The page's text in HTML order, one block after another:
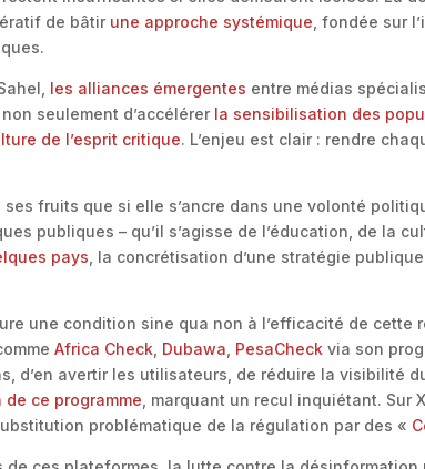
de bâtir une approche systémique , fondée sur
les alliances émergentes entre médias
seulement d’accélérer la sensibilisation des
de l’esprit critique. L’enjeu est clair : rendre
fruits que si elle s’ancre dans une volonté
publiques – qu’il s’agisse de l’éducation, de la
pays , la concrétisation d’une stratégie
une condition sine qua non à l’efficacité de cette
Africa Check Dubawa PesaCheck via son
d’en avertir les utilisateurs, de réduire la visibilité
de ce programme , marquant un recul inquiétant.
problématique de la régulation par des «